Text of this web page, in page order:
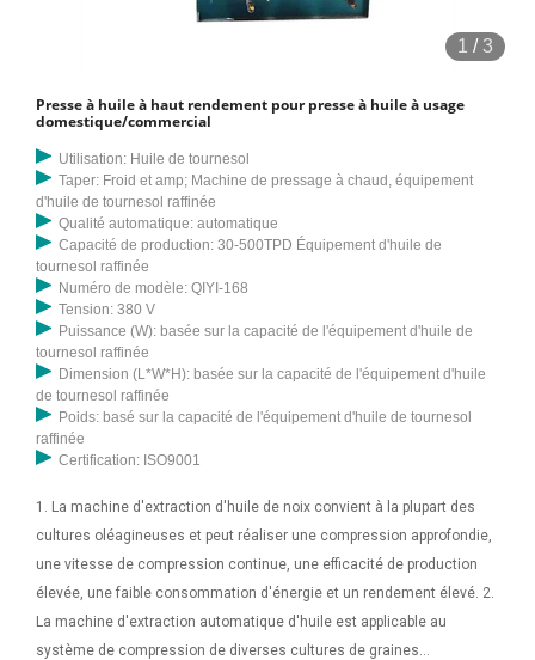
1 /3
Presse à huile à haut rendement pour presse à huile à usage
domestique/commercial
Utilisation: Huile de tournesol
Taper: Froid et amp; Machine de pressage à chaud, équipement
d'huile de tournesol raffinée
Qualité automatique: automatique
Capacité de production: 30-500TPD Équipement d'huile de
tournesol raffinée
Numéro de modèle: QIYI-168
Tension: 380 V
Puissance (W): basée sur la capacité de l'équipement d'huile de
tournesol raffinée
Dimension (L*W*H): basée sur la capacité de l'équipement d'huile
de tournesol raffinée
Poids: basé sur la capacité de l'équipement d'huile de tournesol
raffinée
Certification: ISO9001
1. La machine d'extraction d'huile de noix convient à la plupart des
cultures oléagineuses et peut réaliser une compression approfondie,
une vitesse de compression continue, une efficacité de production
élevée, une faible consommation d'énergie et un rendement élevé. 2.
La machine d'extraction automatique d'huile est applicable au
système de compression de diverses cultures de graines